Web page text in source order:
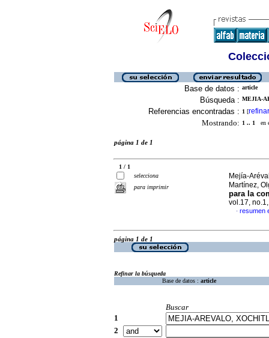
Base de datos : article
Búsqueda : MEJIA-
Referencias encontradas : 1 [refinar
Mostrando: 1 .. 1 en
página 1 de 1
1 / 1
selecciona
para imprimir
Mejía-
Martínez,
para la
vol.17,
· resumen
página 1 de 1
Refinar la búsqueda
Base de datos : article
Buscar
1
2